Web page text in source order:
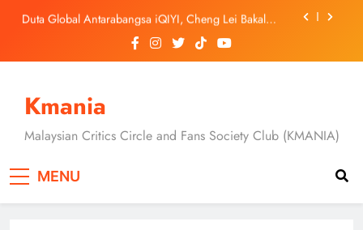
Duta Global Antarabangsa iQIYI, Cheng Lei Bakal
Buat Penampilan Istimewa di Kuala Lumpur
‘Dibunuh atau Membunuh’: Filem ‘Tiket Sehala’
Satukan Empat Negara Asia
Pembohongan dan Buruan Ketua Sindiket Jenayah di
“Our Sticky Love”
Skechers Lancar Kolaborasi Eksklusif Bersama DK,
SEUNGKWAN dan DINO SEVENTEEN
Buat Penampilan Istimewa di Kuala Lumpur
September Ini
‘Dibunuh atau Membunuh’: Filem ‘Tiket Sehala’
Satukan Empat Negara Asia
Kmania
Malaysian Critics Circle and Fans Society Club (KMANIA)
MENU